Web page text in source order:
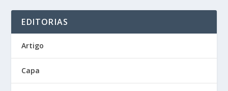
EDITORIAS
Artigo
Capa